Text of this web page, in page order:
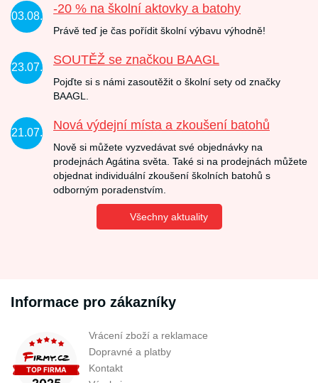
03.08.
-20 % na školní aktovky a batohy
Právě teď je čas pořídit školní výbavu výhodně!
23.07.
SOUTĚŽ se značkou BAAGL
Pojďte si s námi zasoutěžit o školní sety od značky
BAAGL.
21.07.
Nová výdejní místa a zkoušení batohů
Nově si můžete vyzvedávat své objednávky na
prodejnách Agátina světa. Také si na prodejnách můžete
objednat individuální zkoušení školních batohů s
odborným poradenstvím.
Všechny aktuality
Informace pro zákazníky
Vrácení zboží a reklamace
Dopravné a platby
Kontakt